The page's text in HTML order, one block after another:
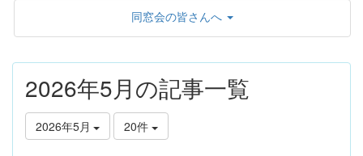
同窓会の皆さんへ
2026年5月の記事一覧
2026年5月 20件